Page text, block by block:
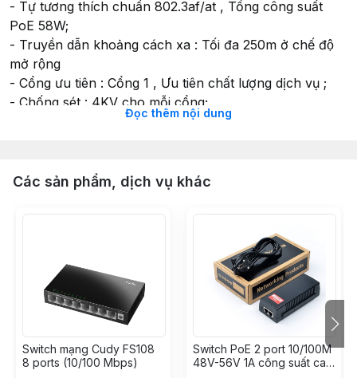
- Tự tương thích chuẩn 802.3af/at , Tổng công suất
PoE 58W;
- Truyền dẫn khoảng cách xa : Tối đa 250m ở chế độ
mở rộng
- Cổng ưu tiên : Cổng 1 , Ưu tiên chất lượng dịch vụ ;
- Chống sét : 4KV cho mỗi cổng;
Đọc thêm nội dung
Các sản phẩm, dịch vụ khác
Switch mạng Cudy FS108
8 ports (10/100 Mbps)
Switch PoE 2 port 10/100M
48V-56V 1A công suất cao